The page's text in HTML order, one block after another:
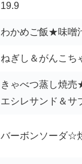
19.9
わかめご飯★味噌
ねぎし＆がんこ
きゃべつ蒸し焼
エシレサンド＆サ
バーボンソーダ☆